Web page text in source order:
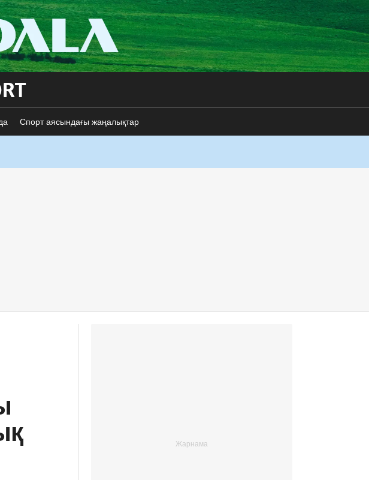
Спорт аясындағы жаңалықтар